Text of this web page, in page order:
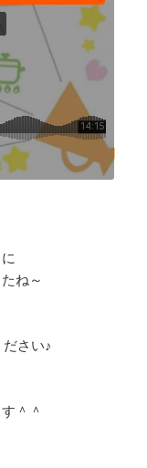
ね～
さい♪
＾＾